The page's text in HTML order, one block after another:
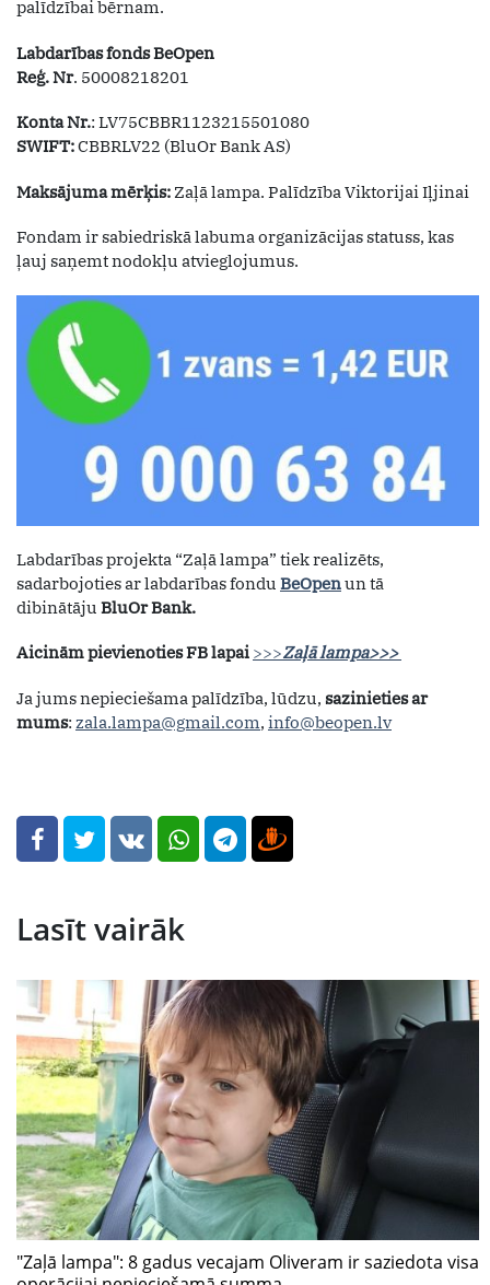
palīdzībai bērnam.
Labdarības fonds BeOpen
Reģ. Nr. 50008218201
Konta Nr.: LV75CBBR1123215501080
SWIFT:CBBRLV22 (BluOr Bank AS)
Maksājuma mērķis: Zaļā lampa. Palīdzība Viktorijai Iļjinai
Fondam ir sabiedriskā labuma organizācijas statuss, kas
ļauj saņemt nodokļu atvieglojumus.
Labdarības projekta “Zaļā lampa” tiek realizēts,
sadarbojoties ar labdarības fondu BeOpenun tā
dibinātāju BluOr Bank.
Aicinām pievienoties FB lapai >>>Zaļā lampa>>>
Ja jums nepieciešama palīdzība, lūdzu, sazinieties ar
mums: zala.lampa@gmail.com, info@beopen.lv
Lasīt vairāk
"Zaļā lampa": 8 gadus vecajam Oliveram ir saziedota visa